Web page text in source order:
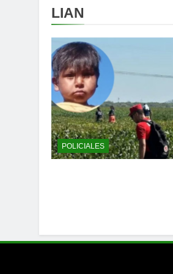
LIAN
POLICIALES